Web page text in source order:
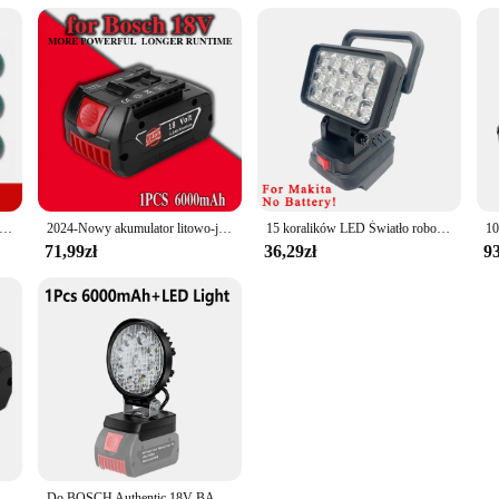
Akcesorium do szczotkowania gąbka do czyszczenia Bosch do uniwersalne czyszczenie pędzla Bosch 2024-Nowy akumulator litowo-jonowy Bosch 18 V 18000 mAh 609, Bat609g, Bat618, Bat618g, Bat614, wiertarka Bosch + ładowarka
71,99zł
15 koralików LED Światło robocze Reflektor Przenośna lampa Ręczna latarnia dla Makita dla Dewalt dla Milwaukee dla Bosch Akumulator litowo-jonowy 18 V
36,29zł